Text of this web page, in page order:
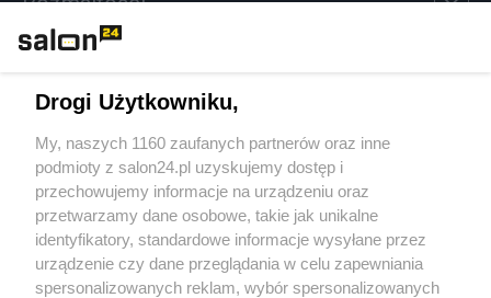
Sport
Społeczeństwo
Kultura
Drogi Użytkowniku,
My, naszych 1160 zaufanych partnerów oraz inne
podmioty z salon24.pl uzyskujemy dostęp i
przechowujemy informacje na urządzeniu oraz
przetwarzamy dane osobowe, takie jak unikalne
identyfikatory, standardowe informacje wysyłane przez
urządzenie czy dane przeglądania w celu zapewniania
spersonalizowanych reklam, wybór spersonalizowanych